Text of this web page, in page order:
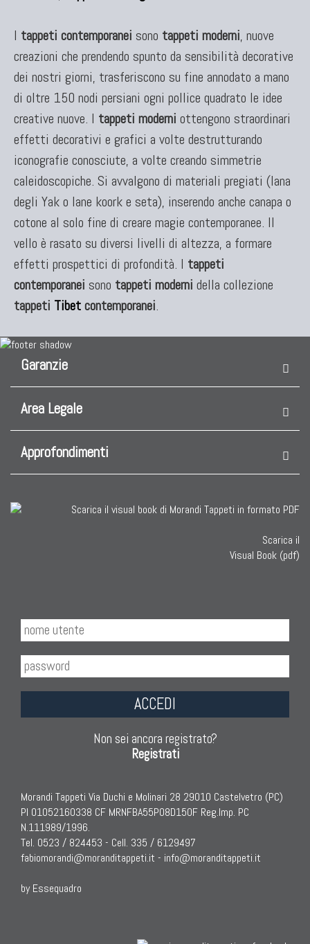
KILIM
Kilim Vecchi E Antichi
Kilim Nuovi
Nuovissimi Kilim India
Arazzi E Ricami
TAPPETI PER ARREDAMENTO
Tappeti Turchi Vecchi E Nuovi
Tappeti Turcomanni Vecchi E Nuovi
Tappeti Ghazni
Tappeti Beluci
Tappeti Dal Mondo
I tappeti contemporanei sono tappeti moderni, nuove
creazioni che prendendo spunto da sensibilità decorative
dei nostri giorni, trasferiscono su fine annodato a mano
di oltre 150 nodi persiani ogni pollice quadrato le idee
creative nuove. I tappeti moderni ottengono straordinari
effetti decorativi e grafici a volte destrutturando
iconografie conosciute, a volte creando simmetrie
caleidoscopiche. Si avvalgono di materiali pregiati (lana
degli Yak o lane koork e seta), inserendo anche canapa o
cotone al solo fine di creare magie contemporanee. Il
vello è rasato su diversi livelli di altezza, a formare
effetti prospettici di profondità. I tappeti
contemporanei sono tappeti moderni della collezione
tappeti Tibetcontemporanei.
Garanzie
Area Legale
Approfondimenti
Scarica il
Visual Book (pdf)
ACCEDI
Non sei ancora registrato?
Registrati
Morandi Tappeti Via Duchi e Molinari 28 29010 Castelvetro (PC)
PI 01052160338 CF MRNFBA55P08D150F Reg.Imp. PC
N.111989/1996.
Tel. 0523 / 824453 - Cell. 335 / 6129497
fabiomorandi@moranditappeti.it - info@moranditappeti.it
by Essequadro